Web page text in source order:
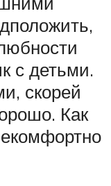
с детьми.
скорей
Как